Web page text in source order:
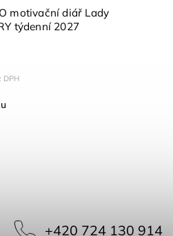
motivační diář Lady
týdenní 2027
DPH
+420 724 130 914